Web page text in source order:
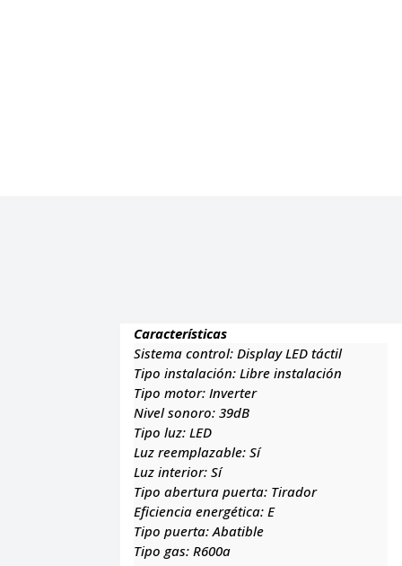
Características
Sistema control: Display LED táctil
Tipo instalación: Libre instalación
Tipo motor:Inverter
Nivel sonoro:39dB
Tipo luz: LED
Luz reemplazable:Sí
Luz interior:Sí
Tipo abertura puerta: Tirador
Eficiencia energética: E
Tipo puerta:Abatible
Tipo gas: R600a